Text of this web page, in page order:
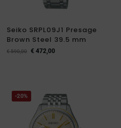
Seiko SRPL09J1 Presage
Brown Steel 39.5 mm
€590,00 € 472,00
-20%